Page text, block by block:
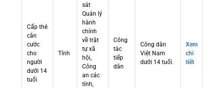
Cấp thẻ
căn
cước
cho
người
dưới 14
tuổi
Tỉnh
sát
Quản lý
hành
chính
về trật
tự xã
hội,
Công
an các
tỉnh,
Công
tác
tiếp
dân
Công dân
Việt Nam
dưới 14 tuổi.
Xem
chi
tiết